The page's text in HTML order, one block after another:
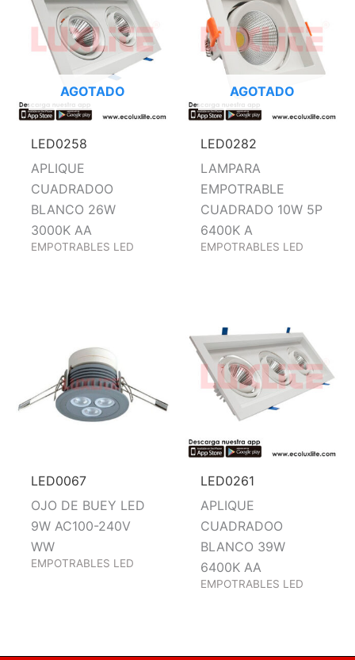
AGOTADO
LED0258
APLIQUE
CUADRADOO
BLANCO 26W
3000K AA
EMPOTRABLES LED
AGOTADO
LED0282
LAMPARA
EMPOTRABLE
CUADRADO 10W 5P
6400K A
EMPOTRABLES LED
LED0067
OJO DE BUEY LED
9W AC100-240V
WW
EMPOTRABLES LED
LED0261
APLIQUE
CUADRADOO
BLANCO 39W
6400K AA
EMPOTRABLES LED